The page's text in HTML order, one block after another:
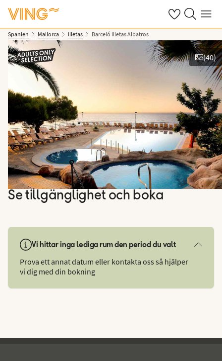
Se dinaSök på ving.se
Meny
Spanien Mallorca Illetas Barceló Illetas Albatros
Se bilder
(40)
Se tillgänglighet och boka
Vi hittar inga lediga rum den period du valt
Prova ett annat datum eller kontakta oss så hjälper
vi dig med din bokning